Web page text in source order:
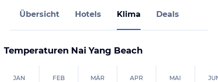
Übersicht Hotels Klima Deals
Temperaturen Nai Yang Beach
JAN FEB MÄR APR MAI